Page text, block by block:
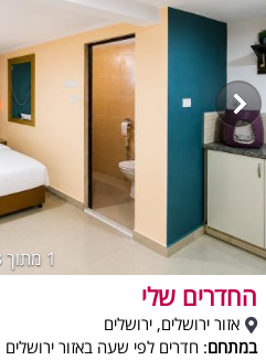
1 מתוך 13
החדרים שלי
אזור ירושלים, ירושלים
במתחם: חדרים לפי שעה באזור ירושלים